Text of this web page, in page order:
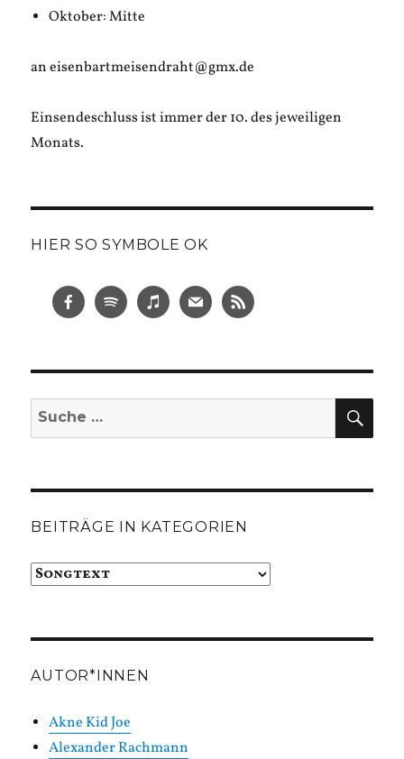
Oktober: Mitte
an eisenbartmeisendraht@gmx.de
Einsendeschluss ist immer der 10. des jeweiligen
Monats.
HIER SO SYMBOLE OK
Suche
nach:
BEITRÄGE IN KATEGORIEN
Beiträge
AUTOR*INNEN
Akne Kid Joe
Alexander Rachmann